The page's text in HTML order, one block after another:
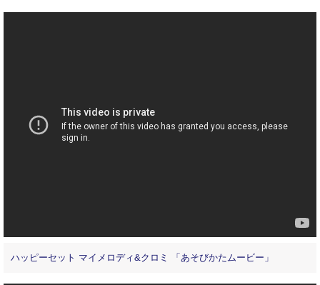
ハッピーセット マイメロディ&クロミ 「あそびかたムービー」